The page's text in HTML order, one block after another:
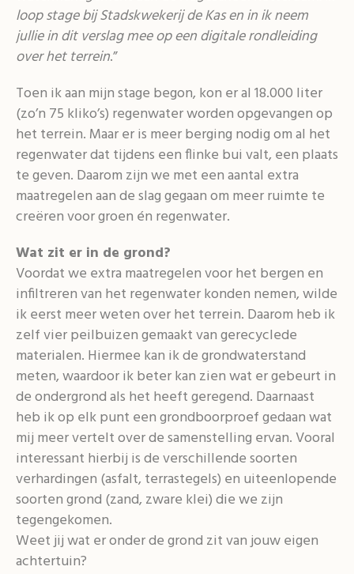
loop stage bij Stadskwekerij de Kas en in ik neem
jullie in dit verslag mee op een digitale rondleiding
over het terrein.”
Toen ik aan mijn stage begon, kon er al 18.000 liter
(zo’n 75 kliko’s) regenwater worden opgevangen op
het terrein. Maar er is meer berging nodig om al het
regenwater dat tijdens een flinke bui valt, een plaats
te geven. Daarom zijn we met een aantal extra
maatregelen aan de slag gegaan om meer ruimte te
creëren voor groen én regenwater.
Wat zit er in de grond?
Voordat we extra maatregelen voor het bergen en
infiltreren van het regenwater konden nemen, wilde
ik eerst meer weten over het terrein. Daarom heb ik
zelf vier peilbuizen gemaakt van gerecyclede
materialen. Hiermee kan ik de grondwaterstand
meten, waardoor ik beter kan zien wat er gebeurt in
de ondergrond als het heeft geregend. Daarnaast
heb ik op elk punt een grondboorproef gedaan wat
mij meer vertelt over de samenstelling ervan. Vooral
interessant hierbij is de verschillende soorten
verhardingen (asfalt, terrastegels) en uiteenlopende
soorten grond (zand, zware klei) die we zijn
tegengekomen.
Weet jij wat er onder de grond zit van jouw eigen
achtertuin?